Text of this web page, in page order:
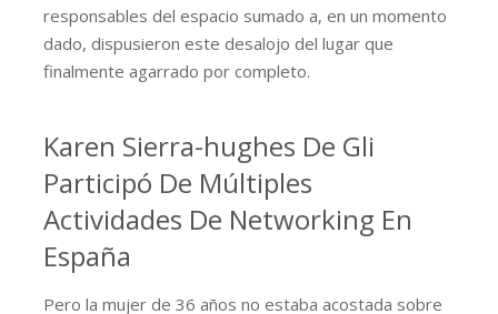
responsables del espacio sumado a, en un momento
dado, dispusieron este desalojo del lugar que
finalmente agarrado por completo.
Karen Sierra-hughes De Gli
Participó De Múltiples
Actividades De Networking En
España
Pero la mujer de 36 años no estaba acostada sobre